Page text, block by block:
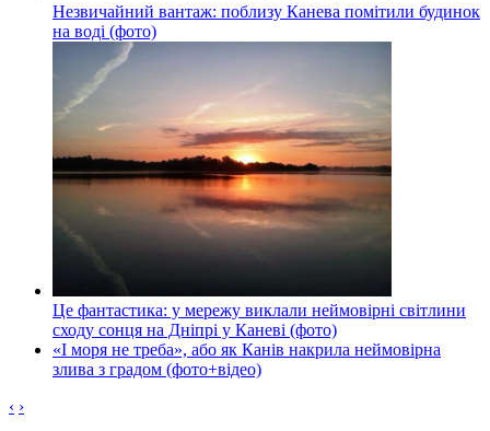
Незвичайний вантаж: поблизу Канева помітили будинок
на воді (фото)
Це фантастика: у мережу виклали неймовірні світлини
сходу сонця на Дніпрі у Каневі (фото)
«І моря не треба», або як Канів накрила неймовірна
злива з градом (фото+відео)
‹ ›